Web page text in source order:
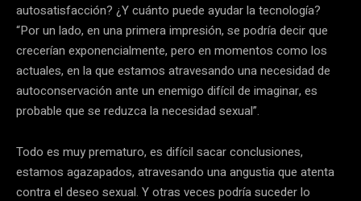
autosatisfacción? ¿Y cuánto puede ayudar la tecnología?
“Por un lado, en una primera impresión, se podría decir que
crecerían exponencialmente, pero en momentos como los
actuales, en la que estamos atravesando una necesidad de
autoconservación ante un enemigo difícil de imaginar, es
probable que se reduzca la necesidad sexual”.
Todo es muy prematuro, es difícil sacar conclusiones,
estamos agazapados, atravesando una angustia que atenta
contra el deseo sexual. Y otras veces podría suceder lo